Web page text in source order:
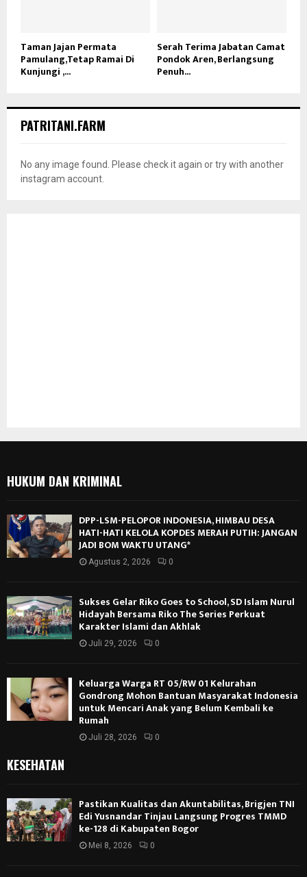
Taman Jajan Permata
Pamulang,Tetap Ramai Di
Kunjungi ,...
Serah Terima Jabatan Camat
Pondok Aren, Berlangsung
Penuh...
PATRITANI.FARM
No any image found. Please check it again or try with another
instagram account.
HUKUM DAN KRIMINAL
DPP-LSM-PELOPOR INDONESIA, HIMBAU DESA
HATI-HATI KELOLA KOPDES MERAH PUTIH: JANGAN
JADI BOM WAKTU UTANG*
Agustus 2, 2026 0
Sukses Gelar Riko Goes to School, SD Islam Nurul
Hidayah Bersama Riko The Series Perkuat
Karakter Islami dan Akhlak
Juli 29, 2026 0
Keluarga Warga RT 05/RW 01 Kelurahan
Gondrong Mohon Bantuan Masyarakat Indonesia
untuk Mencari Anak yang Belum Kembali ke
Rumah
Juli 28, 2026 0
KESEHATAN
Pastikan Kualitas dan Akuntabilitas, Brigjen TNI
Edi Yusnandar Tinjau Langsung Progres TMMD
ke-128 di Kabupaten Bogor
Mei 8, 2026 0